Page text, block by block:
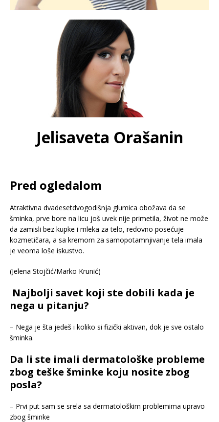
Jelisaveta Orašanin
Pred ogledalom
Atraktivna dvadesetdvogodišnja glumica obožava da se
šminka, prve bore na licu još uvek nije primetila, život ne može
da zamisli bez kupke i mleka za telo, redovno posećuje
kozmetičara, a sa kremom za samopotamnjivanje tela imala
je veoma loše iskustvo.
(Jelena Stojčić/Marko Krunić)
Najbolji savet koji ste dobili kada je
nega u pitanju?
– Nega je šta jedeš i koliko si fizički aktivan, dok je sve ostalo
šminka.
Da li ste imali dermatološke probleme
zbog teške šminke koju nosite zbog
posla?
– Prvi put sam se srela sa dermatološkim problemima upravo
zbog šminke